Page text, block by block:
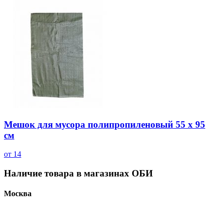
Мешок для мусора полипропиленовый 55 х 95
см
от 14
Наличие товара в магазинах ОБИ
Москва